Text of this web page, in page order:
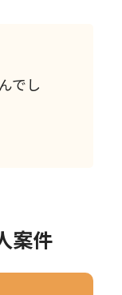
でし
案件